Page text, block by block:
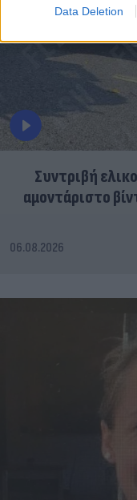
Data Deletion
Συντριβή
αμοντάριστο
06.08.2026